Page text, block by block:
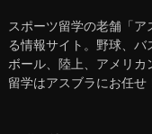
スポーツ留学の老舗「
る情報サイト。野球、
ボール、陸上、アメリ
留学はアスブラにお任せ